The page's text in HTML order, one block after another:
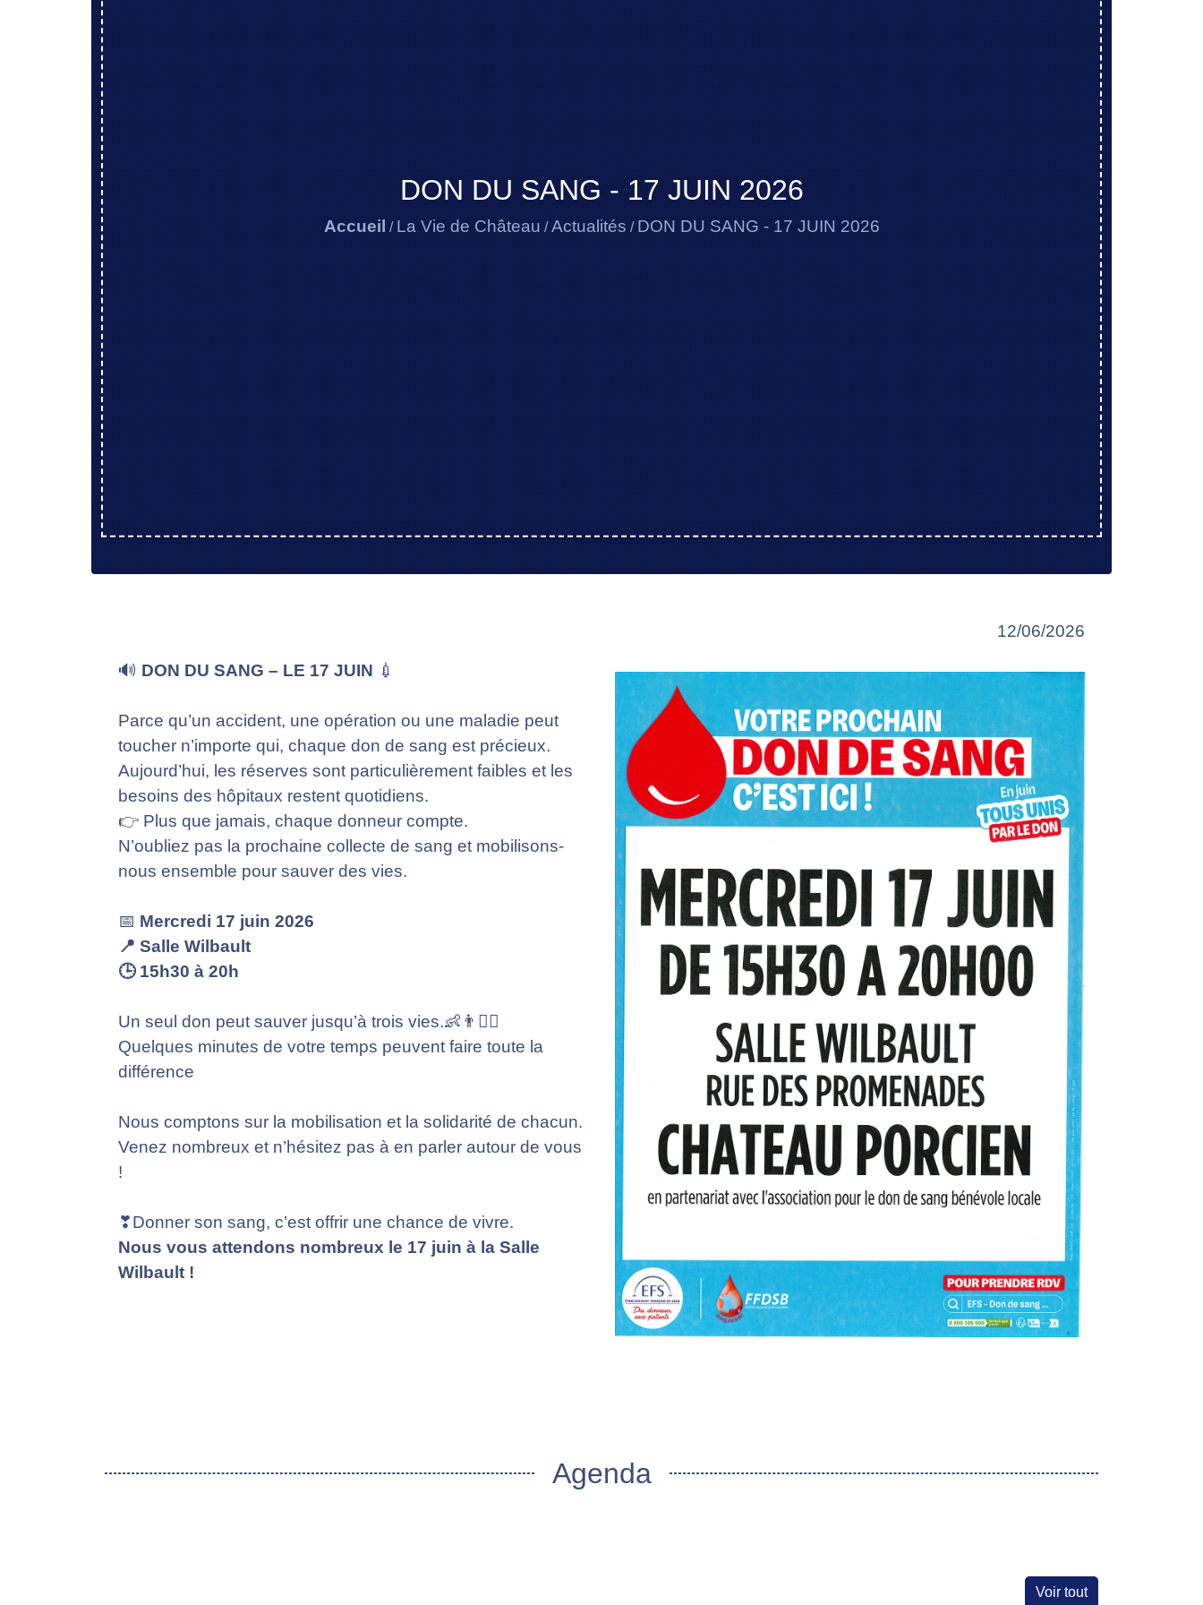
DON DU SANG - 17 JUIN 2026
Accueil / La Vie de Château /Actualités / DON DU SANG - 17 JUIN 2026
12/06/2026
🔊 DON DU SANG – LE 17 JUIN 💉
Parce qu’un accident, une opération ou une maladie peut
toucher n’importe qui, chaque don de sang est précieux.
Aujourd’hui, les réserves sont particulièrement faibles et les
besoins des hôpitaux restent quotidiens.
👉 Plus que jamais, chaque donneur compte.
N’oubliez pas la prochaine collecte de sang et mobilisons-
nous ensemble pour sauver des vies.
📅 Mercredi 17 juin 2026
📍 Salle Wilbault
🕒 15h30 à 20h
Un seul don peut sauver jusqu’à trois vies.👶👨👱‍♀️
Quelques minutes de votre temps peuvent faire toute la
différence
Nous comptons sur la mobilisation et la solidarité de chacun.
Venez nombreux et n’hésitez pas à en parler autour de vous
!
❣Donner son sang, c’est offrir une chance de vivre.
Nous vous attendons nombreux le 17 juin à la Salle
Wilbault !
Agenda
Voir tout